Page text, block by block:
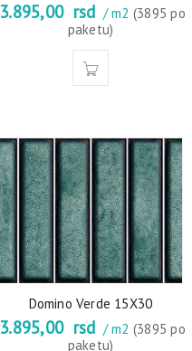
3.895,00 rsd / m2 (3895 po
paketu)
Domino Verde 15X30
3.895,00 rsd / m2 (3895 po
paketu)